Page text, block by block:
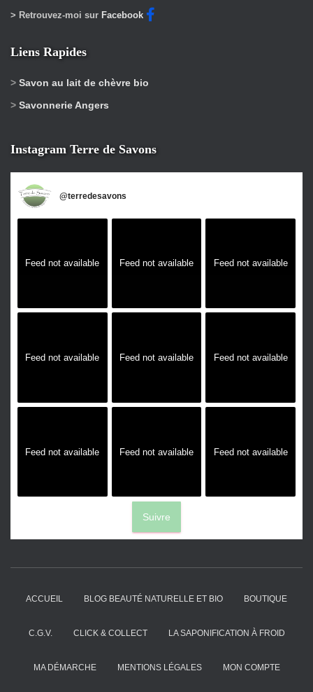
> Retrouvez-moi sur Facebook
Liens Rapides
> Savon au lait de chèvre bio
> Savonnerie Angers
Instagram Terre de Savons
@terredesavons
Feed not available Feed not available Feed not available
Feed not available Feed not available Feed not available
Feed not available Feed not available Feed not available
Suivre
ACCUEIL BLOG BEAUTÉ NATURELLE ET BIO BOUTIQUE
C.G.V. CLICK & COLLECT LA SAPONIFICATION À FROID
MA DÉMARCHE MENTIONS LÉGALES MON COMPTE